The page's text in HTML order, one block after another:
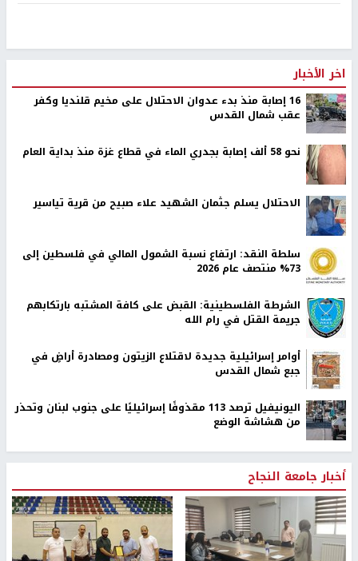
الاحتلال يقتحم بلدة كفر عقب
تم النشر بتاريخ:2025-09-27 20:00
صورة أرشيفية
النجاح الإخباري -
اقتحمت قوات الاحتلال الإسرائيلي، مساء اليوم
السبت، بلدة كفر عقب، شمال القدس المحتلة.
وسط إطلاق قنابل الغاز السام، دون أن يبلغ عن إصابات.
ـــ